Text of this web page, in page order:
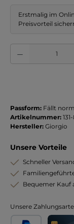
Erstmalig im
Preisvorteil
Produkt Anzahl: Gib
Passform: Fällt
Artikelnummer:
Hersteller: Giorgio
Unsere Vorteile
Schneller
Bequemer Kauf
Unsere